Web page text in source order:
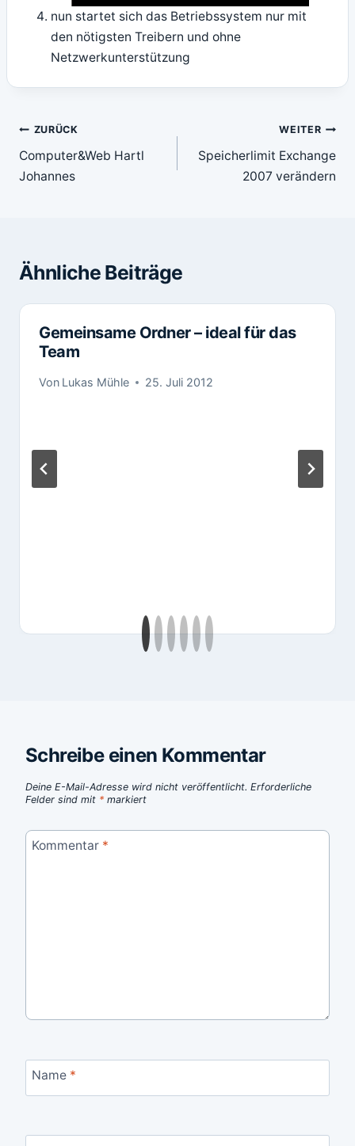
nun startet sich das Betriebssystem nur mit
den nötigsten Treibern und ohne
Netzwerkunterstützung
Beitragsnavigation
ZURÜCK
Computer&Web Hartl
Johannes
WEITER
Speicherlimit Exchange
2007 verändern
Ähnliche Beiträge
Gemeinsame Ordner – ideal für das
Team
Von Lukas Mühle 25. Juli 2012
Schreibe einen Kommentar
Deine E-Mail-Adresse wird nicht veröffentlicht. Erforderliche
Felder sind mit * markiert
Kommentar *
Name *